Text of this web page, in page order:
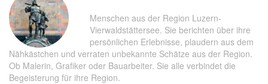
Menschen aus der Region Luzern-
Vierwaldstättersee. Sie berichten über ihre
persönlichen Erlebnisse, plaudern aus dem
Nähkästchen und verraten unbekannte Schätze aus der Region.
Ob Malerin, Grafiker oder Bauarbeiter. Sie alle verbindet die
Begeisterung für ihre Region.